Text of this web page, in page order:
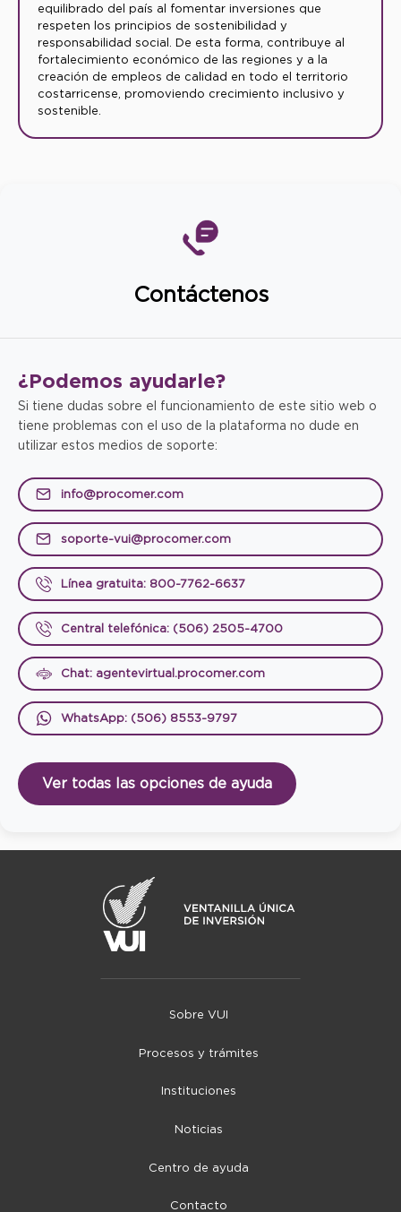
equilibrado del país al fomentar inversiones que
respeten los principios de sostenibilidad y
responsabilidad social. De esta forma, contribuye al
fortalecimiento económico de las regiones y a la
creación de empleos de calidad en todo el territorio
costarricense, promoviendo crecimiento inclusivo y
sostenible.
Contáctenos
¿Podemos ayudarle?
Si tiene dudas sobre el funcionamiento de este sitio web o
tiene problemas con el uso de la plataforma no dude en
utilizar estos medios de soporte:
info@procomer.com
soporte-vui@procomer.com
Línea gratuita: 800-7762-6637
Central telefónica: (506) 2505-4700
Chat: agentevirtual.procomer.com
WhatsApp: (506) 8553-9797
Ver todas las opciones de ayuda
Sobre VUI
Procesos y trámites
Instituciones
Noticias
Centro de ayuda
Contacto